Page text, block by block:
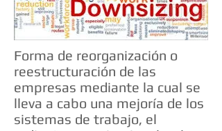
Forma de reorganización o
reestructuración de las
empresas mediante la cual se
lleva a cabo una mejoría de los
sistemas de trabajo, el